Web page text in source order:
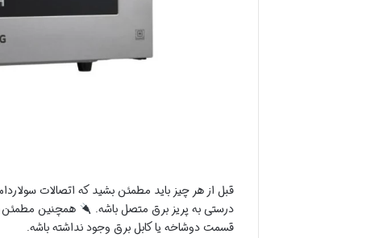
قبل از هر چیز باید مطمئن بشید که اتصالات
درستی به پریز برق متصل باشه.
همچنین مطمئن
قسمت دوشاخه یا کابل برق وجود نداشته باشه.